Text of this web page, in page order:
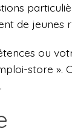
de jeunes
ou
store ».